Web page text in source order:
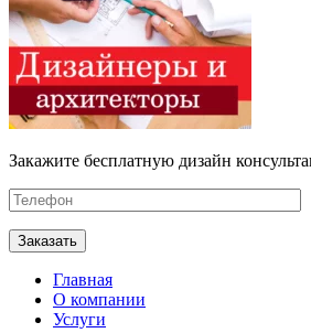
Закажите бесплатную дизайн
Главная
О компании
Услуги